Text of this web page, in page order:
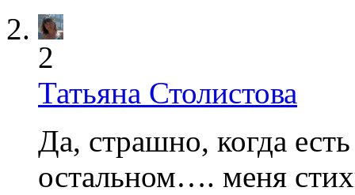
2
Татьяна Столистова
Да, страшно, когда
остальном…. меня